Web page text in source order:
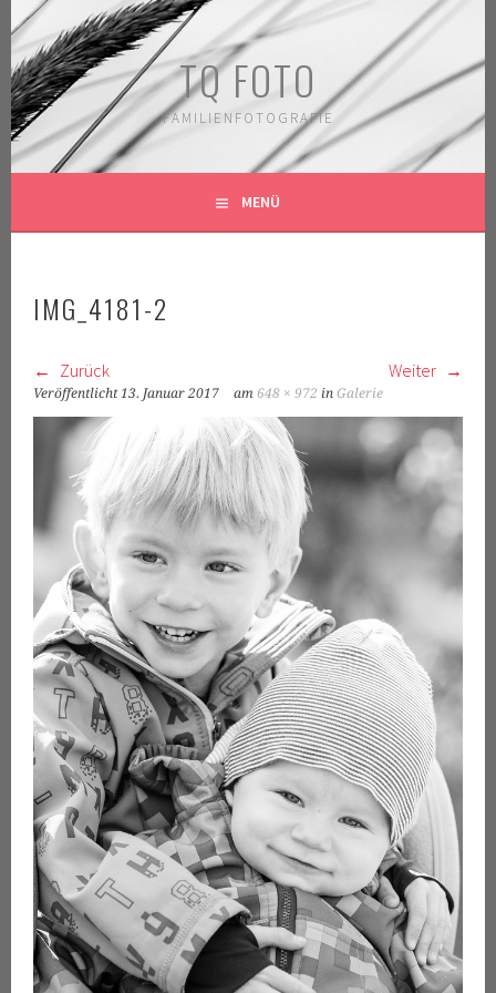
Springe
zum
Inhalt
TQ FOTO
FAMILIENFOTOGRAFIE
MENÜ
IMG_4181-2
Zurück Weiter
Veröffentlicht13. Januar 2017 am 648 × 972 inGalerie